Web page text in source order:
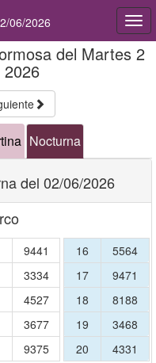
06/2026
del Martes 2
Nocturna
del 02/06/2026
9441
3334
4527
3677
9375
16
5564
17
9471
18
8188
19
3468
20
4331